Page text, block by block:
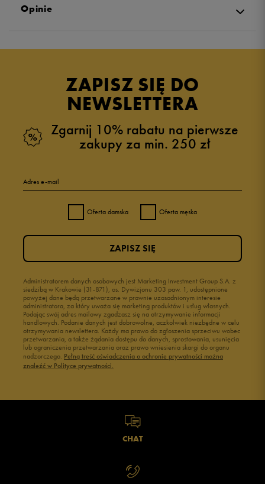
Opinie
ZAPISZ SIĘ DO
NEWSLETTERA
Zgarnij 10% rabatu na pierwsze
zakupy za min. 250 zł
Adres e-mail
Oferta damska Oferta męska
Administratorem danych osobowych jest Marketing Investment Group S.A. z
siedzibą w Krakowie (31-871), os. Dywizjonu 303 paw. 1, udostępnione
powyżej dane będą przetwarzane w prawnie uzasadnionym interesie
administratora, za który uważa się marketing produktów i usług własnych.
Podając swój adres mailowy zgadzasz się na otrzymywanie informacji
handlowych. Podanie danych jest dobrowolne, aczkolwiek niezbędne w celu
otrzymywania newslettera. Każdy ma prawo do zgłoszenia sprzeciwu wobec
przetwarzania, a także żądania dostępu do danych, sprostowania, usunięcia
lub ograniczenia przetwarzania oraz prawo wniesienia skargi do organu
nadzorczego. Pełną treść oświadczenia o ochronie prywatności można
znaleźć w Polityce prywatności.
ZAPISZ SIĘ
CHAT